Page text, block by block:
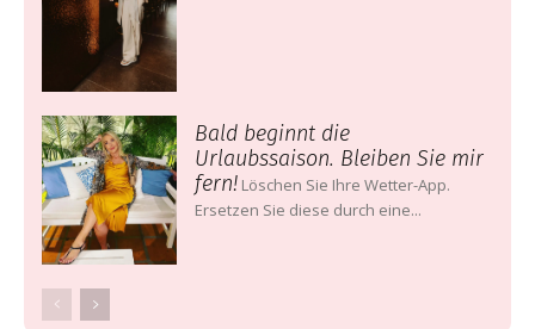
Bald beginnt die
Urlaubssaison. Bleiben Sie mir
fern! Löschen Sie Ihre Wetter-App.
Ersetzen Sie diese durch eine...